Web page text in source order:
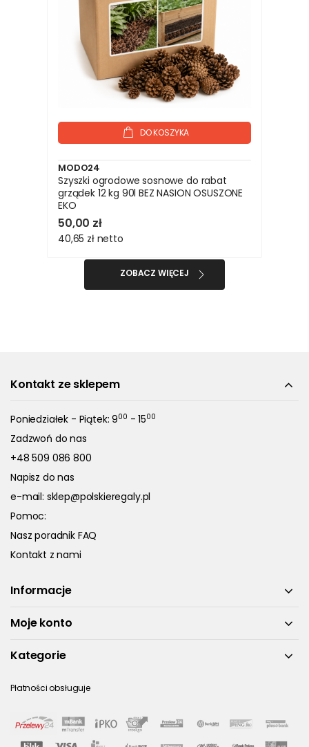
DO KOSZYKA
MODO24
Szyszki ogrodowe sosnowe do rabat
grządek 12 kg 90l BEZ NASION OSUSZONE
EKO
50,00 zł
40,65 zł netto
ZOBACZ WIĘCEJ
Kontakt ze sklepem
Poniedziałek - Piątek: 900 - 1500
Zadzwoń do nas
+48 509 086 800
Napisz do nas
e-mail: sklep@polskieregaly.pl
Pomoc:
Nasz poradnik FAQ
Kontakt z nami
Informacje
Moje konto
Kategorie
Płatności obsługuje